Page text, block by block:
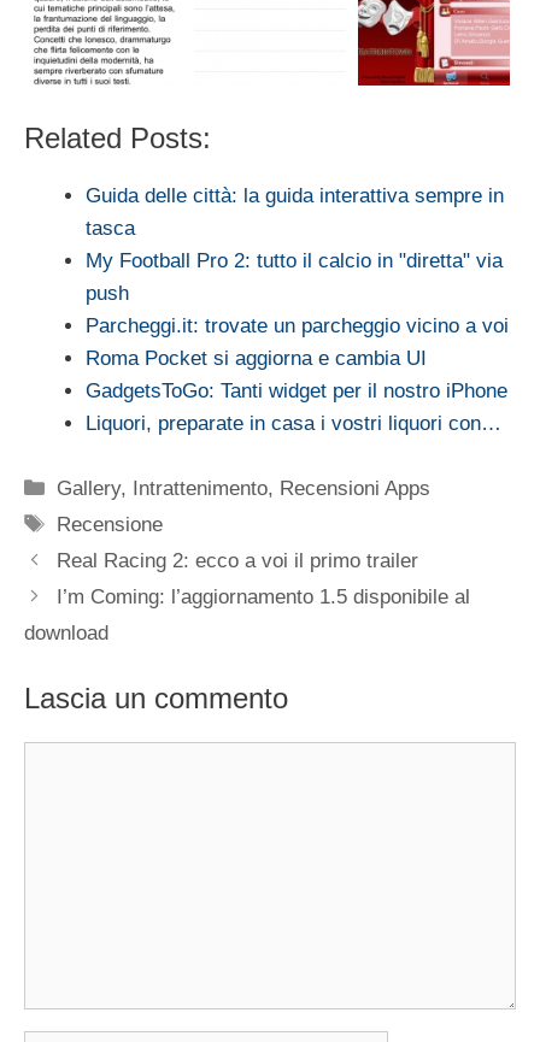
Related Posts:
Guida delle città: la guida interattiva sempre in
tasca
My Football Pro 2: tutto il calcio in "diretta" via
push
Parcheggi.it: trovate un parcheggio vicino a voi
Roma Pocket si aggiorna e cambia UI
GadgetsToGo: Tanti widget per il nostro iPhone
Liquori, preparate in casa i vostri liquori con…
Categorie
Gallery, Intrattenimento, Recensioni Apps
Tag
Recensione
Real Racing 2: ecco a voi il primo trailer
I’m Coming: l’aggiornamento 1.5 disponibile al
download
Lascia un commento